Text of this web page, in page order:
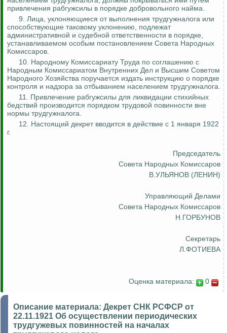
привлечения рабгужсилы в порядке добровольного найма.
9. Лица, уклоняющиеся от выполнения трудгужналога или
способствующие таковому уклонению, подлежат
административной и судебной ответственности в порядке,
устанавливаемом особым постановлением Совета Народных
Комиссаров.
10. Народному Комиссариату Труда по соглашению с
Народным Комиссариатом Внутренних Дел и Высшим Советом
Народного Хозяйства поручается издать инструкцию о порядке
контроля и надзора за отбыванием населением трудгужналога.
11. Привлечение рабгужсилы для ликвидации стихийных
бедствий производится порядком трудовой повинности вне
нормы трудгужналога.
12. Настоящий декрет вводится в действие с 1 января 1922
г.
Председатель
Совета Народных Комиссаров
В.УЛЬЯНОВ (ЛЕНИН)
Управляющий Делами
Совета Народных Комиссаров
Н.ГОРБУНОВ
Секретарь
Л.ФОТИЕВА
Оценка материала: 0
Описание материала: Декрет СНК РСФСР от
22.11.1921 Об осуществлении периодических
трудгужевых повинностей на началах